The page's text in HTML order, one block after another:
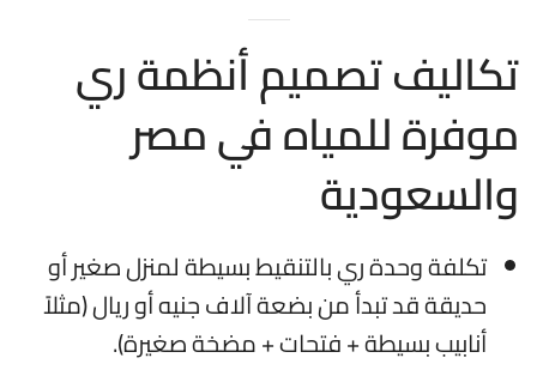
تكاليف تصميم أنظمة ري
موفرة للمياه في مصر
والسعودية
تكلفة وحدة ري بالتنقيط بسيطة لمنزل صغير أو
حديقة قد تبدأ من بضعة آلاف جنيه أو ريال (مثلاً
أنابيب بسيطة + فتحات + مضخة صغيرة).